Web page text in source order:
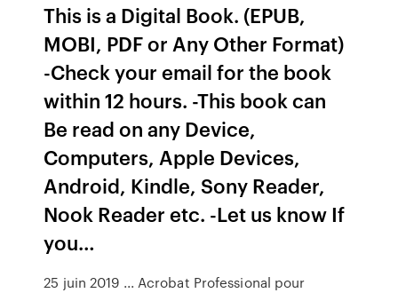
This is a Digital Book. (EPUB,
MOBI, PDF or Any Other Format)
-Check your email for the book
within 12 hours. -This book can
Be read on any Device,
Computers, Apple Devices,
Android, Kindle, Sony Reader,
Nook Reader etc. -Let us know If
you…
25 juin 2019 ... Acrobat Professional pour